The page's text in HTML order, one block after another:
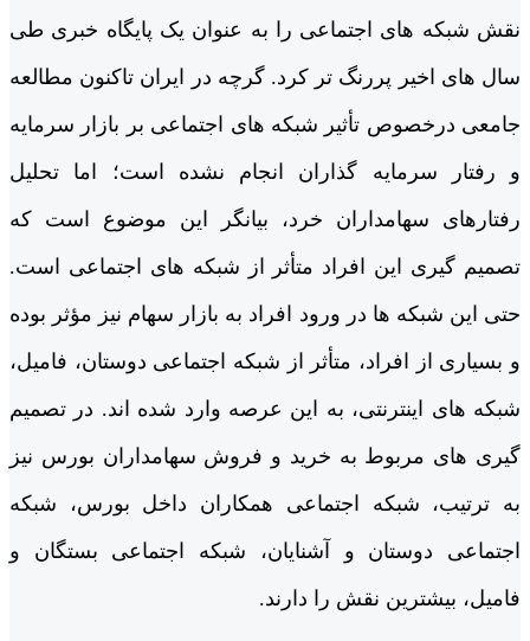
نقش شبکه های اجتماعی را به عنوان یک پایگاه خبری طی
سال های اخیر پررنگ ­تر کرد. گرچه در ایران تاکنون مطالعه
جامعی درخصوص تأثیر شبکه های اجتماعی بر بازار سرمایه
و رفتار سرمایه گذاران انجام نشده است؛ اما تحلیل
رفتارهای سهامداران خرد، بیانگر این موضوع است که
تصمیم ­گیری این افراد متأثر از شبکه­ های اجتماعی است.
حتی این شبکه ها در ورود افراد به بازار سهام نیز مؤثر بوده
و بسیاری از افراد، متأثر از شبکه اجتماعی دوستان، فامیل،
شبکه های اینترنتی، به این عرصه وارد شده اند. در تصمیم
گیری­ های مربوط به خرید و فروش سهامداران بورس نیز
به ترتیب، شبکه اجتماعی همکاران داخل بورس، شبکه
اجتماعی دوستان و آشنایان، شبکه اجتماعی بستگان و
فامیل، بیشترین نقش را دارند.